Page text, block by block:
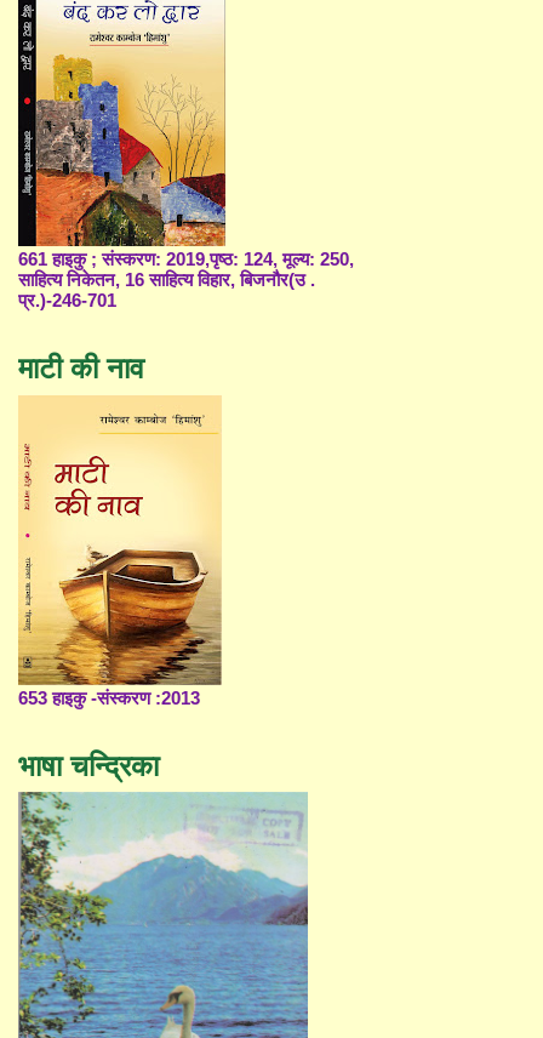
661 हाइकु ; संस्करण: 2019,पृष्ठ: 124, मूल्य: 250,
साहित्य निकेतन, 16 साहित्य विहार, बिजनौर(उ .
प्र.)-246-701
माटी की नाव
653 हाइकु -संस्करण :2013
भाषा चन्द्रिका